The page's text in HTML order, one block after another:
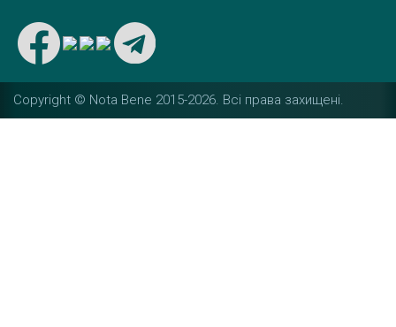
Copyright © Nota Bene 2015-2026. Вcі права захищені.